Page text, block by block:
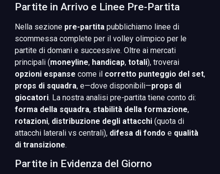
Partite in Arrivo e Linee Pre-Partita
Nella sezione pre-partita pubblichiamo linee di
scommessa complete per il volley olimpico per le
partite di domani e successive. Oltre ai mercati
principali (moneyline, handicap, totali), troverai
opzioni espanse come il corretto punteggio del set,
props di squadra, e—dove disponibili—props di
giocatori. La nostra analisi pre-partita tiene conto di:
forma della squadra, stabilità della formazione,
rotazioni, distribuzione degli attacchi (quota di
attacchi laterali vs centrali), difesa di fondo e qualità
di transizione.
Partite in Evidenza del Giorno